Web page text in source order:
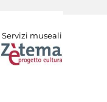
Servizi museali